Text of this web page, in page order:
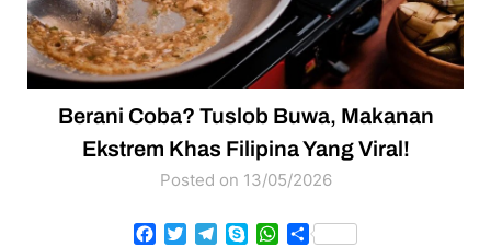
Berani Coba? Tuslob Buwa, Makanan
Ekstrem Khas Filipina Yang Viral!
Posted on 13/05/2026
Facebook
TwitterTelegram
SkypeWhatsApp
Share